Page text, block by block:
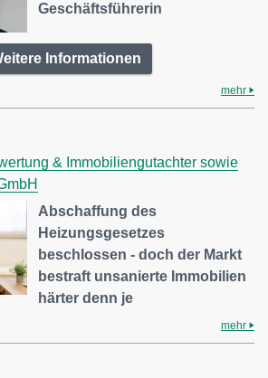
Geschäftsführerin
Informationen
mehr
& Immobiliengutachter sowie
Abschaffung des
Heizungsgesetzes
beschlossen - doch der Markt
bestraft unsanierte Immobilien
härter denn je
mehr